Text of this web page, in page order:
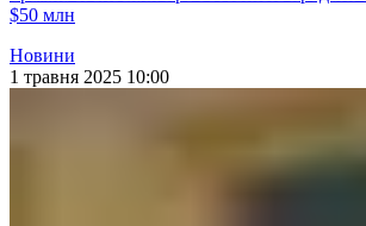
$50 млн
Новини
1 травня 2025 10:00